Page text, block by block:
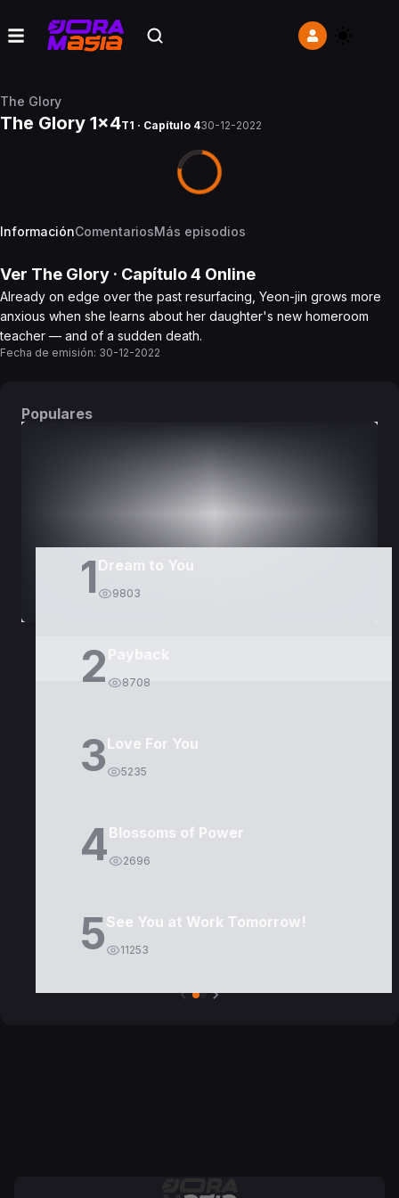
The Glory
The Glory 1x4T1 · Capítulo 430-12-2022
InformaciónComentariosMás episodios
Ver The Glory · Capítulo4 Online
Already on edge over the past resurfacing, Yeon-jin grows more
anxious when she learns about her daughter's new homeroom
teacher — and of a sudden death.
Fecha de emisión: 30-12-2022
Populares
1 Dream to You
9803
2 8708
3Love For You
5235
4Blossoms of Power
2696
5See You at Work Tomorrow!
11253